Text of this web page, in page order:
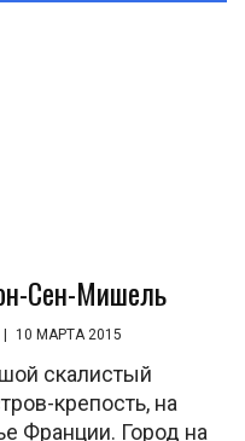
Сен-Мишель
| 10 МАРТА 2015
скалистый
крепость, на
Франции. Город на